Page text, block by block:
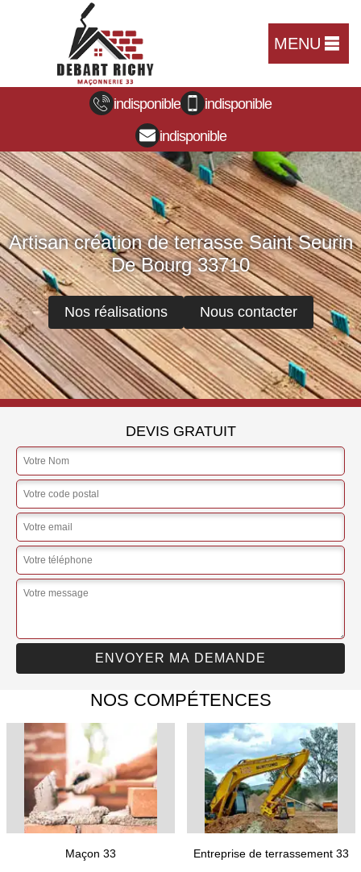
MENU
indisponible
indisponible
indisponible
Artisan création de terrasse Saint Seurin
De Bourg 33710
Nos réalisations Nous contacter
DEVIS GRATUIT
NOS COMPÉTENCES
Maçon 33 Entreprise de terrassement 33